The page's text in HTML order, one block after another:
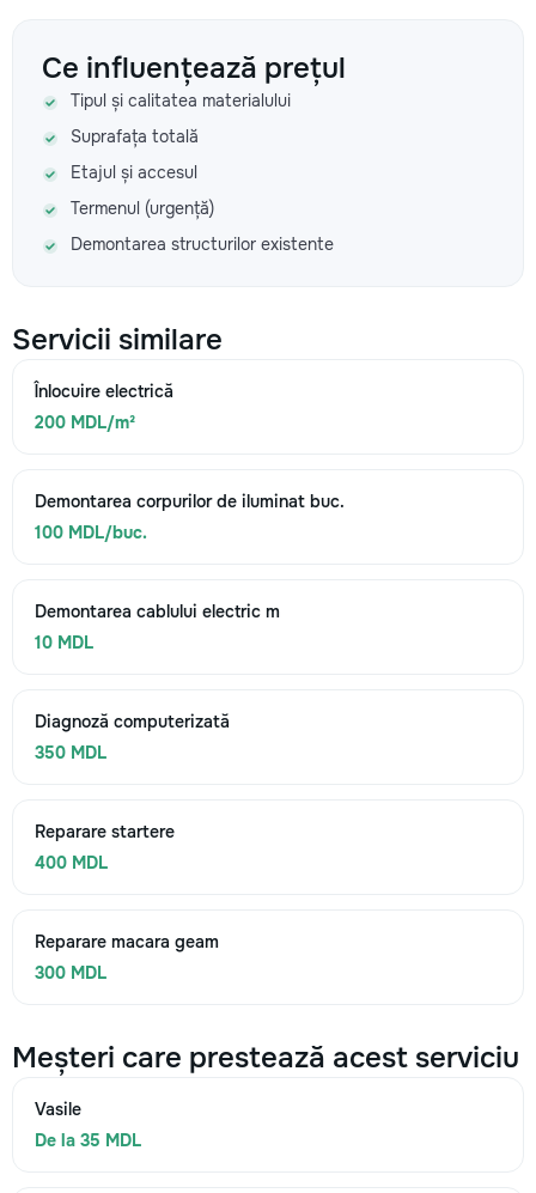
Ce influențează prețul
Tipul și calitatea materialului
Suprafața totală
Etajul și accesul
Termenul (urgență)
Demontarea structurilor existente
Servicii similare
Înlocuire electrică
200 MDL/m²
Demontarea corpurilor de iluminat buc.
100 MDL/buc.
Demontarea cablului electric m
10 MDL
Diagnoză computerizată
350 MDL
Reparare startere
400 MDL
Reparare macara geam
300 MDL
Meșteri care prestează acest serviciu
Vasile
De la 35 MDL